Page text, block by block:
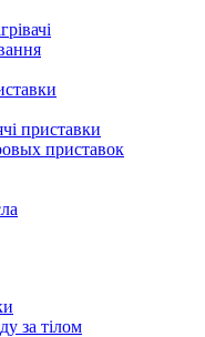
приставки
приставок
за тілом